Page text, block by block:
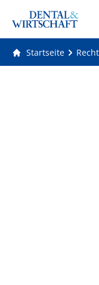
Startseite